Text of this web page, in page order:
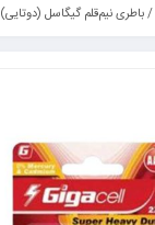
/ باطری نیم‌قلم گیگاسل (دوتایی)